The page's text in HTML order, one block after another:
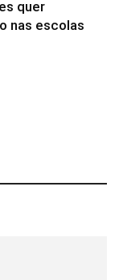
quer
nas escolas